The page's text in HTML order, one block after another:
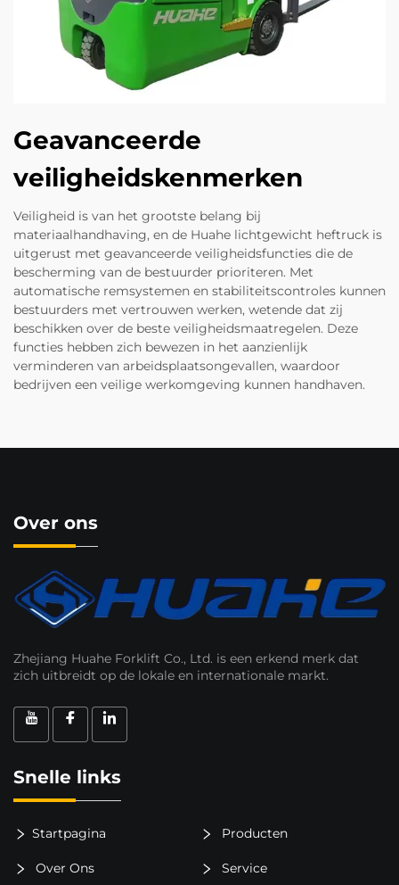
Geavanceerde
veiligheidskenmerken
Veiligheid is van het grootste belang bij
materiaalhandhaving, en de Huahe lichtgewicht heftruck is
uitgerust met geavanceerde veiligheidsfuncties die de
bescherming van de bestuurder prioriteren. Met
automatische remsystemen en stabiliteitscontroles kunnen
bestuurders met vertrouwen werken, wetende dat zij
beschikken over de beste veiligheidsmaatregelen. Deze
functies hebben zich bewezen in het aanzienlijk
verminderen van arbeidsplaatsongevallen, waardoor
bedrijven een veilige werkomgeving kunnen handhaven.
Over ons
Zhejiang Huahe Forklift Co., Ltd. is een erkend merk dat
zich uitbreidt op de lokale en internationale markt.
Snelle links
Startpagina Producten
Over Ons Service